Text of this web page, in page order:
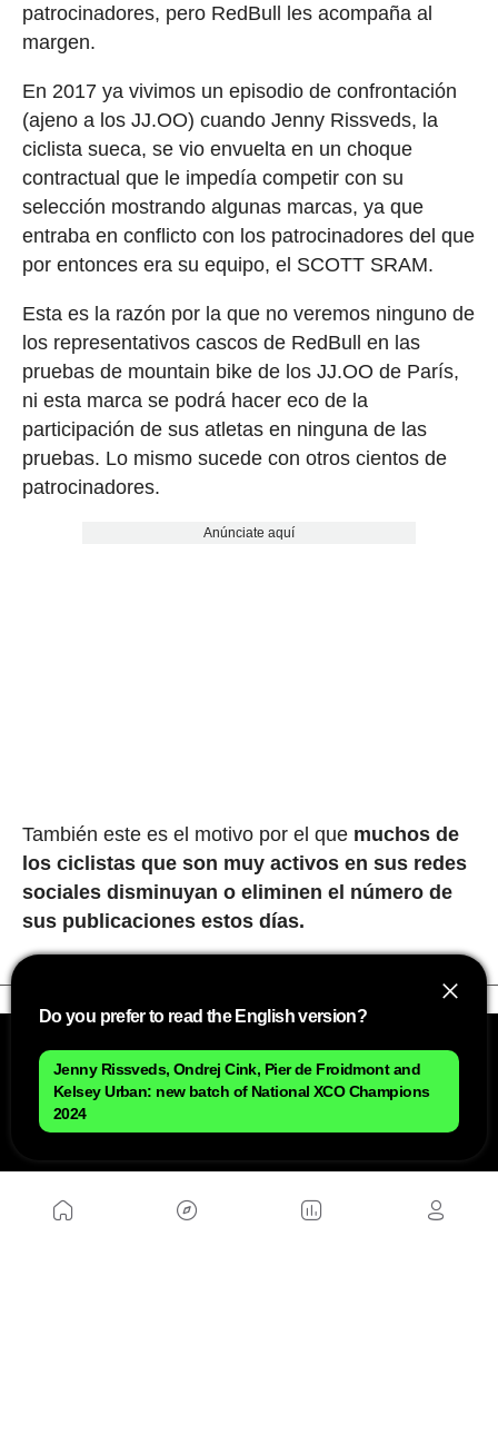
patrocinadores, pero RedBull les acompaña al
margen.
En 2017 ya vivimos un episodio de confrontación
(ajeno a los JJ.OO) cuando Jenny Rissveds, la
ciclista sueca, se vio envuelta en un choque
contractual que le impedía competir con su
selección mostrando algunas marcas, ya que
entraba en conflicto con los patrocinadores del que
por entonces era su equipo, el SCOTT SRAM.
Esta es la razón por la que no veremos ninguno de
los representativos cascos de RedBull en las
pruebas de mountain bike de los JJ.OO de París,
ni esta marca se podrá hacer eco de la
participación de sus atletas en ninguna de las
pruebas. Lo mismo sucede con otros cientos de
patrocinadores.
Anúnciate aquí
También este es el motivo por el que muchos de
los ciclistas que son muy activos en sus redes
sociales disminuyan o eliminen el número de
sus publicaciones estos días.
Do you prefer to read the English version?
Jenny Rissveds, Ondrej Cink, Pier de Froidmont and
Kelsey Urban: new batch of National XCO Champions
2024